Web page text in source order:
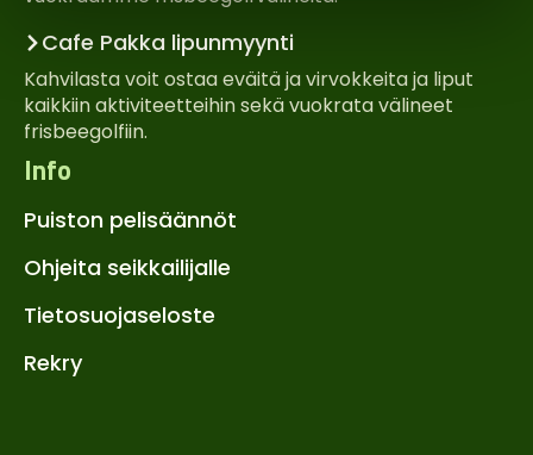
Cafe Pakka lipunmyynti
Kahvilasta voit ostaa eväitä ja virvokkeita ja liput
kaikkiin aktiviteetteihin sekä vuokrata välineet
frisbeegolfiin.
Info
Puiston pelisäännöt
Ohjeita seikkailijalle
Tietosuojaseloste
Rekry